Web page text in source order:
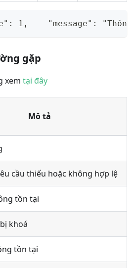
1,    "message":
gặp
xem tại đây
Mô tả
cầu thiếu hoặc không hợp lệ
tồn tại
khoá
tồn tại